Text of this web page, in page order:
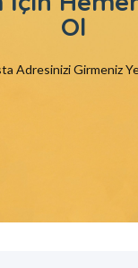
Ol
Adresinizi Girmeniz